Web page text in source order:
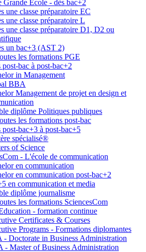
Grande Ecole - dès bac+2
une classe préparatoire EC
une classe préparatoire L
une classe préparatoire D1, D2 ou
un bac+3 (AST 2)
les formations PGE
bac à post-bac+2
in Management
BBA
Management de projet en design et
diplôme Politiques publiques
les formations post-bac
post-bac+3 à post-bac+5
spécialisé®
of Science
- L'école de communication
en communication
en communication post-bac+2
en communication et media
diplôme journalisme
les formations SciencesCom
- formation continue
Certificates & Courses
Programs - Formations diplomantes
- Doctorate in Business Administration
- Master of Business Administration